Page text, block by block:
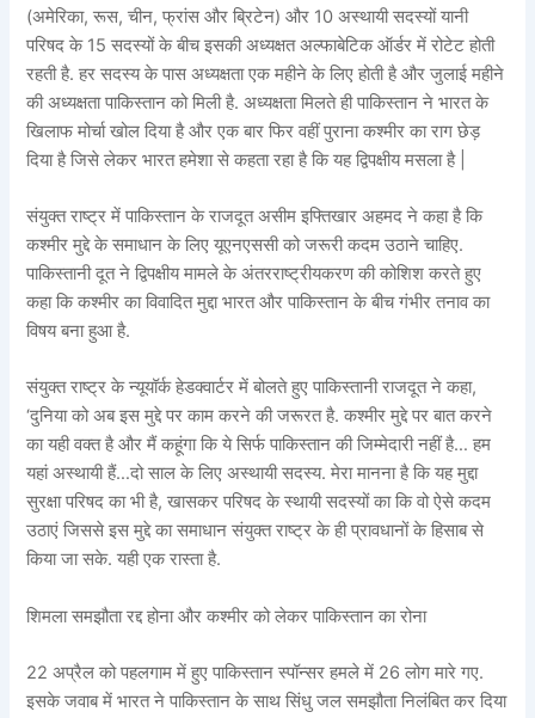
(अमेरिका, रूस, चीन, फ्रांस और ब्रिटेन) और 10 अस्थायी सदस्यों यानी
परिषद के 15 सदस्यों के बीच इसकी अध्यक्षत अल्फाबेटिक ऑर्डर में रोटेट होती
रहती है. हर सदस्य के पास अध्यक्षता एक महीने के लिए होती है और जुलाई महीने
की अध्यक्षता पाकिस्तान को मिली है. अध्यक्षता मिलते ही पाकिस्तान ने भारत के
खिलाफ मोर्चा खोल दिया है और एक बार फिर वहीं पुराना कश्मीर का राग छेड़
दिया है जिसे लेकर भारत हमेशा से कहता रहा है कि यह द्विपक्षीय मसला है |
संयुक्त राष्ट्र में पाकिस्तान के राजदूत असीम इफ्तिखार अहमद ने कहा है कि
कश्मीर मुद्दे के समाधान के लिए यूएनएससी को जरूरी कदम उठाने चाहिए.
पाकिस्तानी दूत ने द्विपक्षीय मामले के अंतरराष्ट्रीयकरण की कोशिश करते हुए
कहा कि कश्मीर का विवादित मुद्दा भारत और पाकिस्तान के बीच गंभीर तनाव का
विषय बना हुआ है.
संयुक्त राष्ट्र के न्यूयॉर्क हेडक्वार्टर में बोलते हुए पाकिस्तानी राजदूत ने कहा,
‘दुनिया को अब इस मुद्दे पर काम करने की जरूरत है. कश्मीर मुद्दे पर बात करने
का यही वक्त है और मैं कहूंगा कि ये सिर्फ पाकिस्तान की जिम्मेदारी नहीं है… हम
यहां अस्थायी हैं…दो साल के लिए अस्थायी सदस्य. मेरा मानना है कि यह मुद्दा
सुरक्षा परिषद का भी है, खासकर परिषद के स्थायी सदस्यों का कि वो ऐसे कदम
उठाएं जिससे इस मुद्दे का समाधान संयुक्त राष्ट्र के ही प्रावधानों के हिसाब से
किया जा सके. यही एक रास्ता है.
शिमला समझौता रद्द होना और कश्मीर को लेकर पाकिस्तान का रोना
22 अप्रैल को पहलगाम में हुए पाकिस्तान स्पॉन्सर हमले में 26 लोग मारे गए.
इसके जवाब में भारत ने पाकिस्तान के साथ सिंधु जल समझौता निलंबित कर दिया